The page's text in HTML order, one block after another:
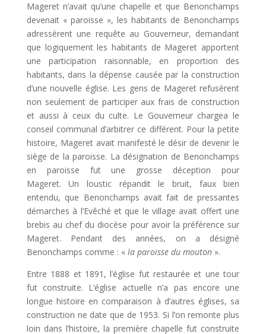
Mageret n’avait qu’une chapelle et que Benonchamps
devenait « paroisse », les habitants de Benonchamps
adressèrent une requête au Gouverneur, demandant
que logiquement les habitants de Mageret apportent
une participation raisonnable, en proportion des
habitants, dans la dépense causée par la construction
d’une nouvelle église. Les gens de Mageret refusèrent
non seulement de participer aux frais de construction
et aussi à ceux du culte. Le Gouverneur chargea le
conseil communal d’arbitrer ce différent. Pour la petite
histoire, Mageret avait manifesté le désir de devenir le
siège de la paroisse. La désignation de Benonchamps
en paroisse fut une grosse déception pour
Mageret. Un loustic répandit le bruit, faux bien
entendu, que Benonchamps avait fait de pressantes
démarches à l’Evêché et que le village avait offert une
brebis au chef du diocèse pour avoir la préférence sur
Mageret. Pendant des années, on a désigné
Benonchamps comme : « la paroisse du mouton».
Entre 1888 et 1891, l’église fut restaurée et une tour
fut construite. L’église actuelle n’a pas encore une
longue histoire en comparaison à d’autres églises, sa
construction ne date que de 1953. Si l’on remonte plus
loin dans l’histoire, la première chapelle fut construite